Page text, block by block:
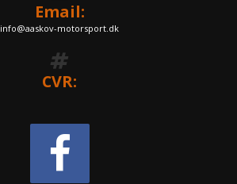
Email:
info@aaskov-motorsport.dk
CVR: